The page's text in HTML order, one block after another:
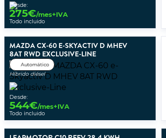
Desde:
275€/mes+IVA
Todo incluido
MAZDA CX-60 E-SKYACTIV D MHEV
8AT RWD EXCLUSIVE-LINE
Automático
Híbrido diésel
Desde:
544€/mes+IVA
Todo incluido